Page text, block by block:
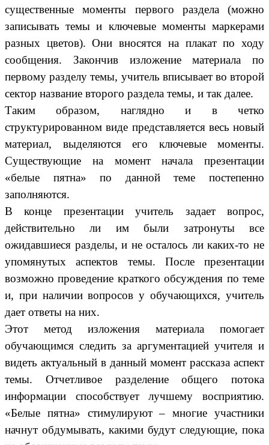
существенные моменты первого раздела (можно
записывать темы и ключевые моменты маркерами
разных цветов). Они вносятся на плакат по ходу
сообщения. Закончив изложение материала по
первому разделу темы, учитель вписывает во второй
сектор название второго раздела темы, и так далее.
Таким образом, наглядно и в четко
структурированном виде представляется весь новый
материал, выделяются его ключевые моменты.
Существующие на момент начала презентации
«белые пятна» по данной теме постепенно
заполняются.
В конце презентации учитель задает вопрос,
действительно ли им были затронуты все
ожидавшиеся разделы, и не осталось ли каких-то не
упомянутых аспектов темы. После презентации
возможно проведение краткого обсуждения по теме
и, при наличии вопросов у обучающихся, учитель
дает ответы на них.
Этот метод изложения материала помогает
обучающимся следить за аргументацией учителя и
видеть актуальный в данный момент рассказа аспект
темы. Отчетливое разделение общего потока
информации способствует лучшему восприятию.
«Белые пятна» стимулируют – многие участники
начнут обдумывать, какими будут следующие, пока